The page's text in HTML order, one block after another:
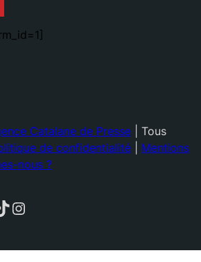
Catalane de Presse | Tous
de confidentialité
Mentions
nous ?
Instagram